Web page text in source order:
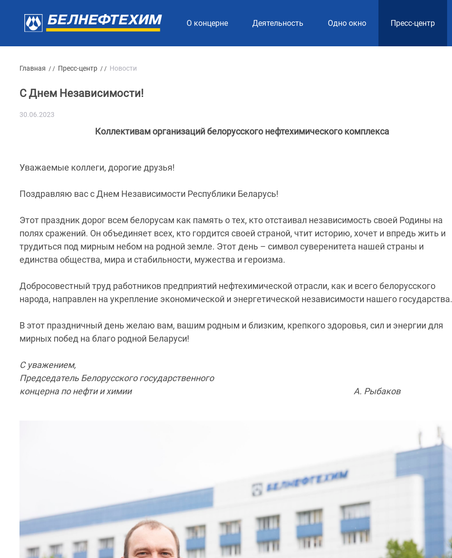
О концерне Деятельность Одно окно Пресс-центр
Главная / / Пресс-центр / / Новости
С Днем Независимости!
30.06.2023
Коллективам организаций белорусского нефтехимического комплекса
Уважаемые коллеги, дорогие друзья!
Поздравляю вас с Днем Независимости Республики Беларусь!
Этот праздник дорог всем белорусам как память о тех, кто отстаивал независимость своей Родины на
полях сражений. Он объединяет всех, кто гордится своей страной, чтит историю, хочет и впредь жить и
трудиться под мирным небом на родной земле. Этот день – символ суверенитета нашей страны и
единства общества, мира и стабильности, мужества и героизма.
Добросовестный труд работников предприятий нефтехимической отрасли, как и всего белорусского
народа, направлен на укрепление экономической и энергетической независимости нашего государства.
В этот праздничный день желаю вам, вашим родным и близким, крепкого здоровья, сил и энергии для
мирных побед на благо родной Беларуси!
С уважением,
Председатель Белорусского государственного
концерна по нефти и химии А. Рыбаков